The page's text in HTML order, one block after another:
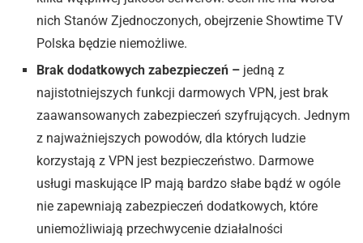
nich Stanów Zjednoczonych, obejrzenie Showtime TV
Polska będzie niemożliwe.
Brak dodatkowych zabezpieczeń – jedną z
najistotniejszych funkcji darmowych VPN, jest brak
zaawansowanych zabezpieczeń szyfrujących. Jednym
z najważniejszych powodów, dla których ludzie
korzystają z VPN jest bezpieczeństwo. Darmowe
usługi maskujące IP mają bardzo słabe bądź w ogóle
nie zapewniają zabezpieczeń dodatkowych, które
uniemożliwiają przechwycenie działalności